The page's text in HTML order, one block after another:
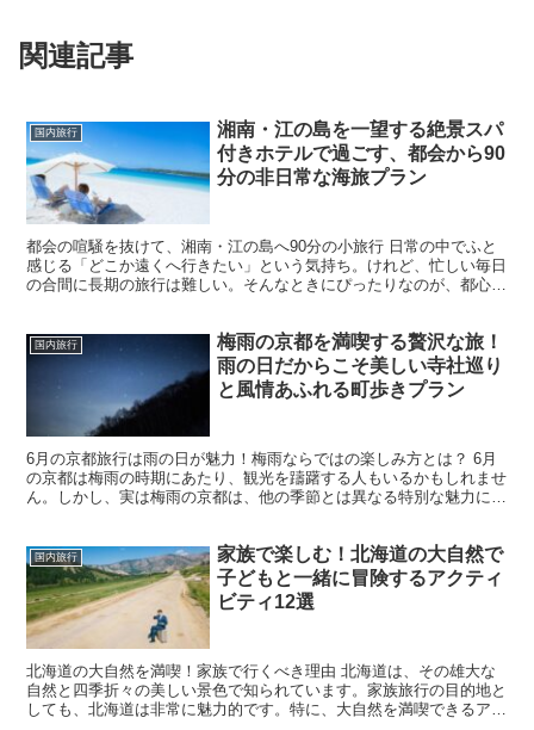
関連記事
国内旅行
湘南・江の島を一望する絶景スパ
付きホテルで過ごす、都会から90
分の非日常な海旅プラン
都会の喧騒を抜けて、湘南・江の島へ90分の小旅行 日常の中でふと
感じる「どこか遠くへ行きたい」という気持ち。けれど、忙しい毎日
の合間に長期の旅行は難しい。そんなときにぴったりなのが、都心か
国内旅行
梅雨の京都を満喫する贅沢な旅！
雨の日だからこそ美しい寺社巡り
と風情あふれる町歩きプラン
6月の京都旅行は雨の日が魅力！梅雨ならではの楽しみ方とは？ 6月
の京都は梅雨の時期にあたり、観光を躊躇する人もいるかもしれませ
ん。しかし、実は梅雨の京都は、他の季節とは異なる特別な魅力にあ
国内旅行
家族で楽しむ！北海道の大自然で
子どもと一緒に冒険するアクティ
ビティ12選
北海道の大自然を満喫！家族で行くべき理由 北海道は、その雄大な
自然と四季折々の美しい景色で知られています。家族旅行の目的地と
しても、北海道は非常に魅力的です。特に、大自然を満喫できるアク